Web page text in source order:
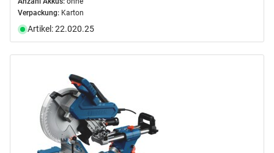
Verpackung: Karton
Artikel: 22.020.25